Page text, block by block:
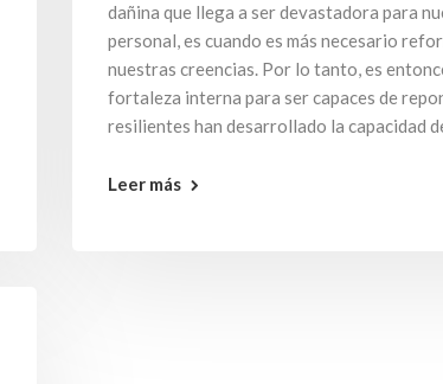
dañina que llega a ser devastadora para
personal, es cuando es más necesario
nuestras creencias. Por lo tanto, es
fortaleza interna para ser capaces de
resilientes han desarrollado la capacidad
Leer más